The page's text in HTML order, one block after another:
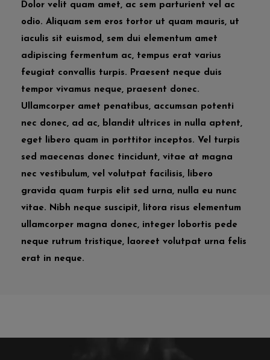
Dolor velit quam amet, ac sem parturient vel ac
odio. Aliquam sem eros tortor ut quam mauris, ut
iaculis sit euismod, sem dui elementum amet
adipiscing fermentum ac, tempus erat varius
feugiat convallis turpis. Praesent neque duis
tempor vivamus neque, praesent donec.
Ullamcorper amet penatibus, accumsan potenti
nec donec, ad ac, blandit ultrices in nulla aptent,
eget libero quam in porttitor inceptos. Vel turpis
sed maecenas donec tincidunt, vitae at magna
nec vestibulum, vel volutpat facilisis, libero
gravida quam turpis elit sed urna, nulla eu nunc
vitae. Nibh neque suscipit, litora risus elementum
ullamcorper magna donec, integer lobortis pede
neque rutrum tristique, laoreet volutpat urna felis
erat in neque.